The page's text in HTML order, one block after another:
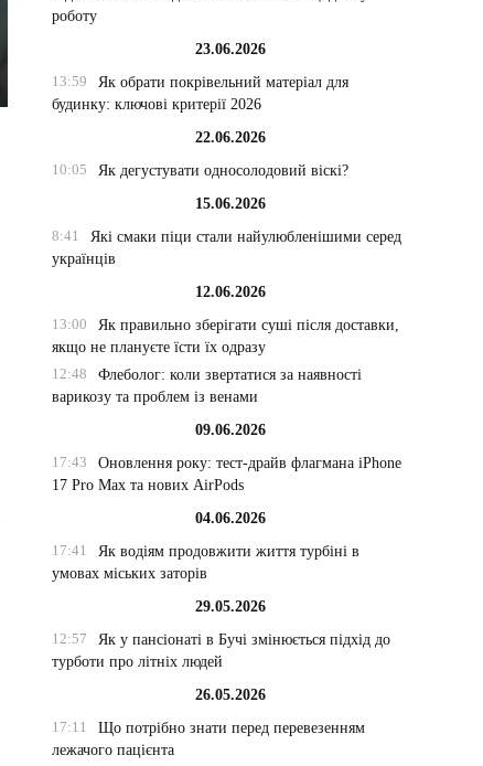
роботу
23.06.2026
13:59
Як обрати покрівельний матеріал для
будинку: ключові критерії 2026
22.06.2026
10:05
Як дегустувати односолодовий віскі?
15.06.2026
8:41
Які смаки піци стали найулюбленішими серед
українців
12.06.2026
13:00
Як правильно зберігати суші після доставки,
якщо не плануєте їсти їх одразу
12:48
Флеболог: коли звертатися за наявності
варикозу та проблем із венами
09.06.2026
17:43
Оновлення року: тест-драйв флагмана iPhone
17 Pro Max та нових AirPods
04.06.2026
17:41
Як водіям продовжити життя турбіні в
умовах міських заторів
29.05.2026
12:57
Як у пансіонаті в Бучі змінюється підхід до
турботи про літніх людей
26.05.2026
17:11
Що потрібно знати перед перевезенням
лежачого пацієнта